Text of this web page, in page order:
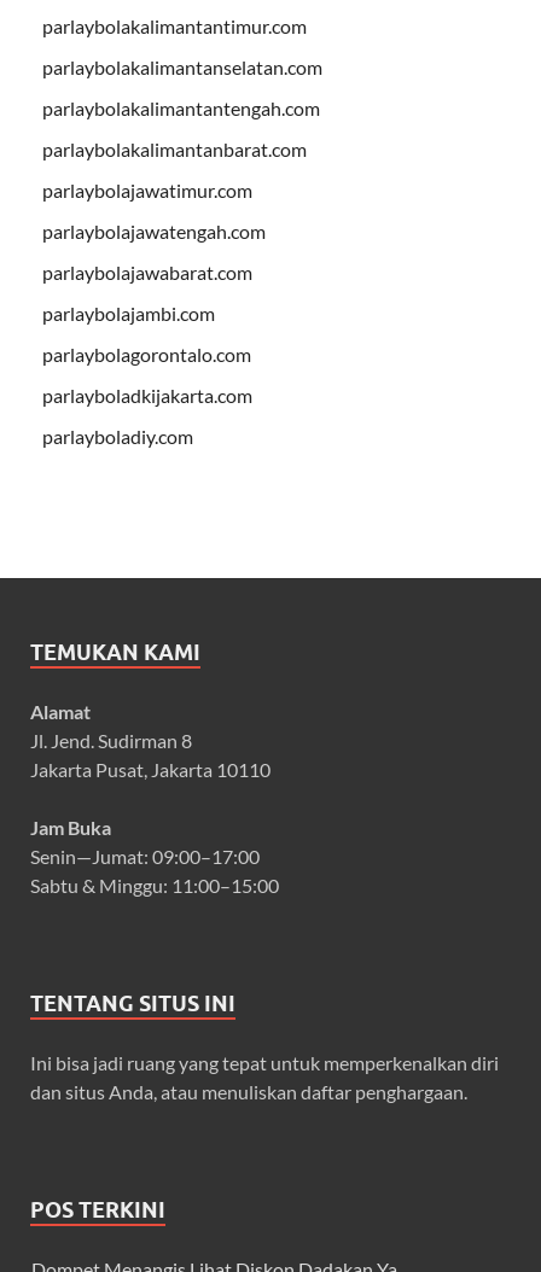
parlaybolakalimantantimur.com
parlaybolakalimantanselatan.com
parlaybolakalimantantengah.com
parlaybolakalimantanbarat.com
parlaybolajawatimur.com
parlaybolajawatengah.com
parlaybolajawabarat.com
parlaybolajambi.com
parlaybolagorontalo.com
parlayboladkijakarta.com
parlayboladiy.com
TEMUKAN KAMI
Alamat
Jl. Jend. Sudirman 8
Jakarta Pusat, Jakarta 10110
Jam Buka
Senin—Jumat: 09:00–17:00
Sabtu & Minggu: 11:00–15:00
TENTANG SITUS INI
Ini bisa jadi ruang yang tepat untuk memperkenalkan diri
dan situs Anda, atau menuliskan daftar penghargaan.
POS TERKINI